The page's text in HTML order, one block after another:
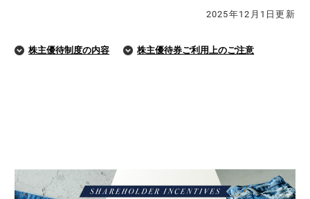
2025年12月1日更新
株主優待制度の内容 株主優待券ご利用上のご注意